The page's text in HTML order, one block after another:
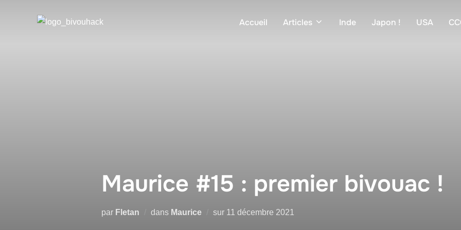
Accueil Articles Inde Japon ! USA
Maurice #15 : premier bivouac !
par Fletan dans Maurice sur Publié
11 décembre 2021